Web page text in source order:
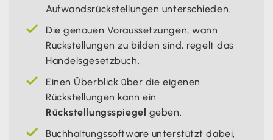
Aufwandsrückstellungen unterschieden.
Die genauen Voraussetzungen, wann
Rückstellungen zu bilden sind, regelt das
Handelsgesetzbuch.
Einen Überblick über die eigenen
Rückstellungen kann ein
Rückstellungsspiegel geben.
Buchhaltungssoftware unterstützt dabei,